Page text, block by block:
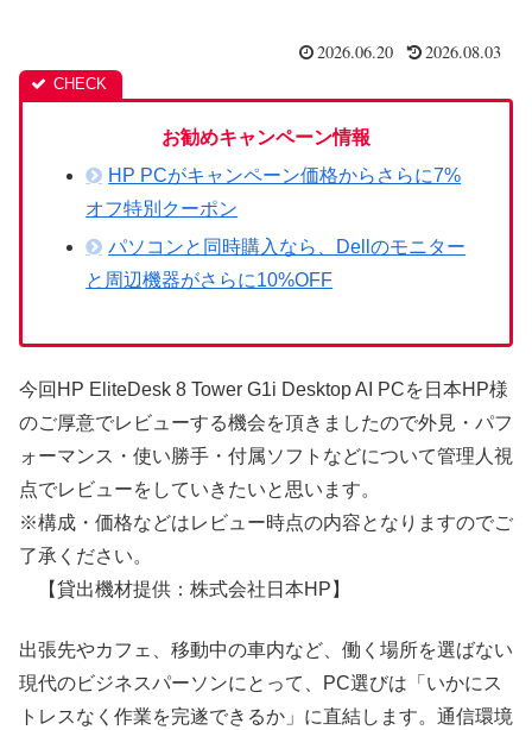
2026.06.20 2026.08.03
お勧めキャンペーン情報
HP PCがキャンペーン価格からさらに7%
オフ特別クーポン
パソコンと同時購入なら、Dellのモニター
と周辺機器がさらに10%OFF
今回HP EliteDesk 8 Tower G1i Desktop AI PCを日本HP様
のご厚意でレビューする機会を頂きましたので外見・パフ
ォーマンス・使い勝手・付属ソフトなどについて管理人視
点でレビューをしていきたいと思います。
※構成・価格などはレビュー時点の内容となりますのでご
了承ください。
【貸出機材提供：株式会社日本HP】
出張先やカフェ、移動中の車内など、働く場所を選ばない
現代のビジネスパーソンにとって、PC選びは「いかにス
トレスなく作業を完遂できるか」に直結します。通信環境